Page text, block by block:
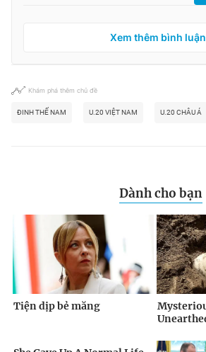
Xem thêm bình luận
Khám phá thêm chủ đề
ĐINH THẾ NAM U.20 VIỆT NAM U.20 CHÂU Á